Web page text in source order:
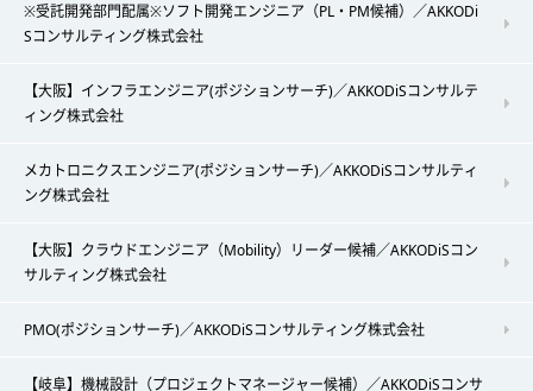
※受託開発部門配属※ソフト開発エンジニア（PL・PM候補）／AKKODi
Sコンサルティング株式会社
【大阪】インフラエンジニア(ポジションサーチ)／AKKODiSコンサルテ
ィング株式会社
メカトロニクスエンジニア(ポジションサーチ)／AKKODiSコンサルティ
ング株式会社
【大阪】クラウドエンジニア（Mobility）リーダー候補／AKKODiSコン
サルティング株式会社
PMO(ポジションサーチ)／AKKODiSコンサルティング株式会社
【岐阜】機械設計（プロジェクトマネージャー候補）／AKKODiSコンサ